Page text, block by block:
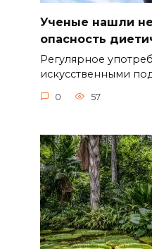
Ученые нашли
опасность
Регулярное
искусственными
0 57